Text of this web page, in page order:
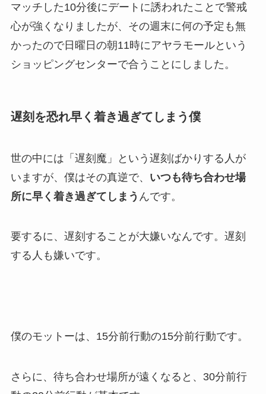
マッチした10分後にデートに誘われたことで警戒
心が強くなりましたが、その週末に何の予定も無
かったので日曜日の朝11時にアヤラモールという
ショッピングセンターで合うことにしました。
遅刻を恐れ早く着き過ぎてしまう僕
世の中には「遅刻魔」という遅刻ばかりする人が
いますが、僕はその真逆で、 いつも待ち合わせ場
所に早く着き過ぎてしまう んです。
要するに、遅刻することが大嫌いなんです。遅刻
する人も嫌いです。
僕のモットーは、15分前行動の15分前行動です。
さらに、待ち合わせ場所が遠くなると、30分前行